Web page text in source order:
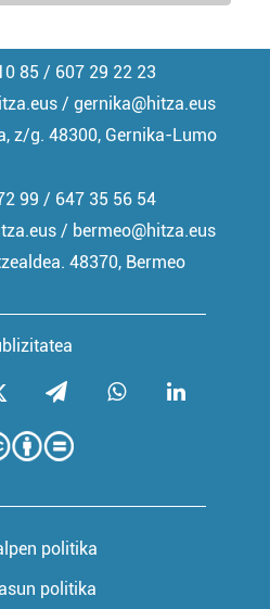
85 / 607 29 22 23
/ gernika@hitza.eus
z/g. 48300, Gernika-Lumo
99 / 647 35 56 54
/ bermeo@hitza.eus
48370, Bermeo
politika
politika